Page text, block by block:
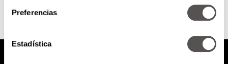
Preferencias
Estadística